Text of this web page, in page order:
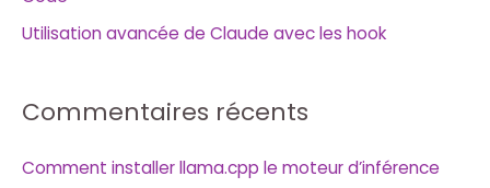
Utilisation avancée de Claude avec les hook
Commentaires récents
Comment installer llama.cpp le moteur d’inférence